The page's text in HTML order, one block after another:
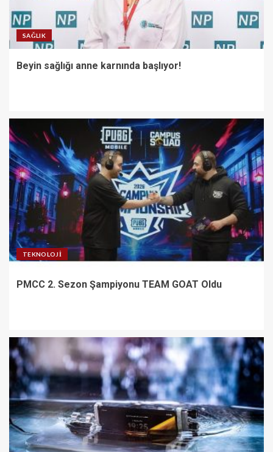
SAĞLIK
Beyin sağlığı anne karnında başlıyor!
TEKNOLOJI
PMCC 2. Sezon Şampiyonu TEAM GOAT Oldu